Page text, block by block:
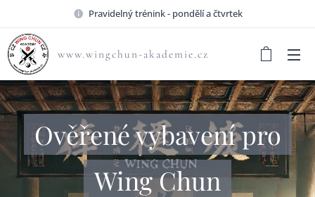
Pravidelný trénink - pondělí a čtvrtek
www.wingchun-akademie.cz
Ověřené vybavení pro
Wing Chun